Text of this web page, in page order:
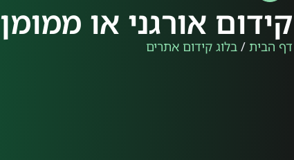
קידום אורגני או ממומן
דף הבית / בלוג קידום אתרים